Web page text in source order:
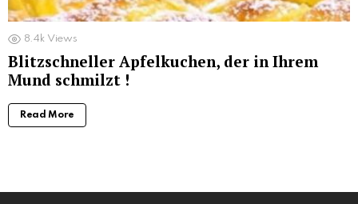
8.4k Views
Blitzschneller Apfelkuchen, der in Ihrem
Mund schmilzt !
Read More